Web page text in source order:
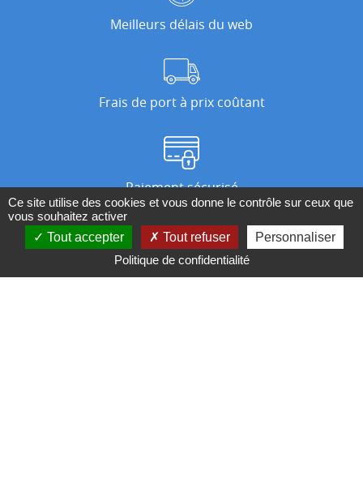
Meilleurs délais du web
Frais de port à prix coûtant
Paiement sécurisé
Nos magasins
Ce site utilise des cookies et vous donne le contrôle sur ceux que
vous souhaitez activer
Tout accepter
Tout refuser
Personnaliser
Politique de confidentialité